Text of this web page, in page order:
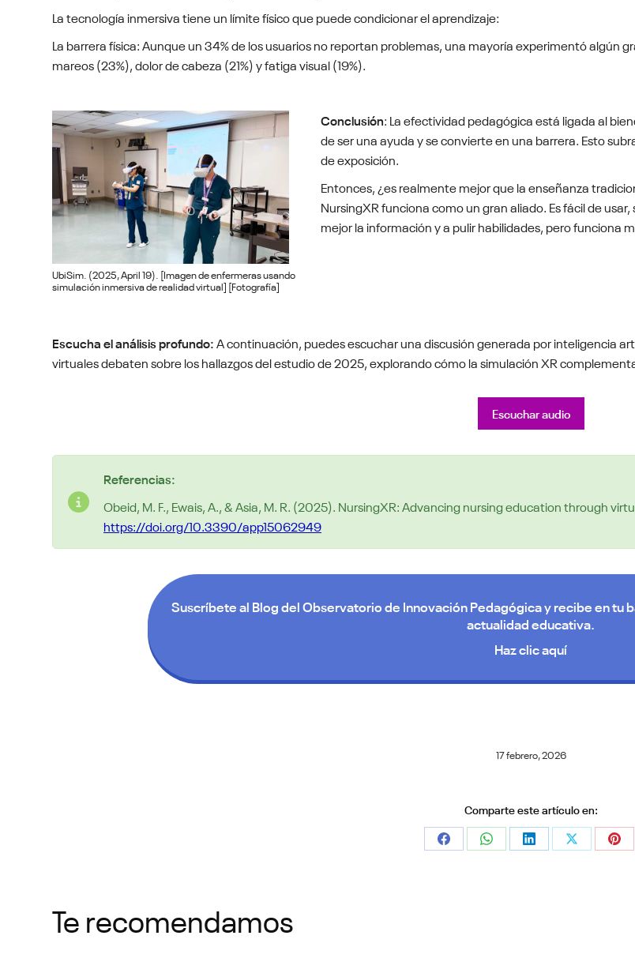
La tecnología inmersiva tiene un límite físico que puede condicionar el aprendizaje:
La barrera física: Aunque un 34% de los usuarios no reportan problemas, una mayoría experimentó algún
mareos (23%), dolor de cabeza (21%) y fatiga visual (19%).
UbiSim. (2025, April 19). [Imagen de enfermeras usando
simulación inmersiva de realidad virtual] [Fotografía]
Conclusión: La efectividad pedagógica está ligada al
de ser una ayuda y se convierte en una barrera. Esto
de exposición.
Entonces, ¿es realmente mejor que la enseñanza
NursingXR funciona como un gran aliado. Es fácil de
mejor la información y a pulir habilidades, pero funciona
Escucha el análisis profundo:A continuación, puedes escuchar una discusión generada por inteligencia
virtuales debaten sobre los hallazgos del estudio de 2025, explorando cómo la simulación XR
Escuchar audio
Referencias:
Obeid, M. F., Ewais, A., & Asia, M. R. (2025). NursingXR: Advancing nursing education through
https://doi.org/10.3390/app15062949
Suscríbete al Blog del Observatorio de Innovación Pedagógica y recibe en tu
actualidad educativa.
Haz clic aquí
17 febrero, 2026
Comparte este artículo en:
Share Share Share Share
Te recomendamos